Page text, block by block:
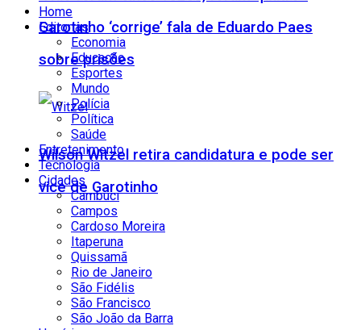
Garotinho ‘corrige’ fala de Eduardo Paes
sobre prisões
Wilson Witzel retira candidatura e pode ser
vice de Garotinho
Home
Editorias
Economia
Educação
Esportes
Mundo
Polícia
Política
Saúde
Entretenimento
Tecnologia
Cidades
Cambuci
Campos
Cardoso Moreira
Itaperuna
Quissamã
Rio de Janeiro
São Fidélis
São Francisco
São João da Barra